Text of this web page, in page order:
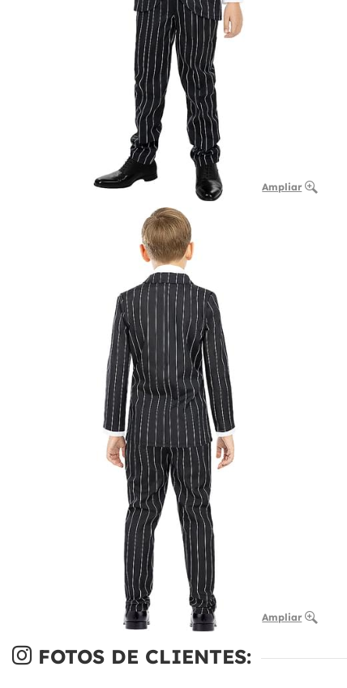
Ampliar
Ampliar
FOTOS DE CLIENTES: